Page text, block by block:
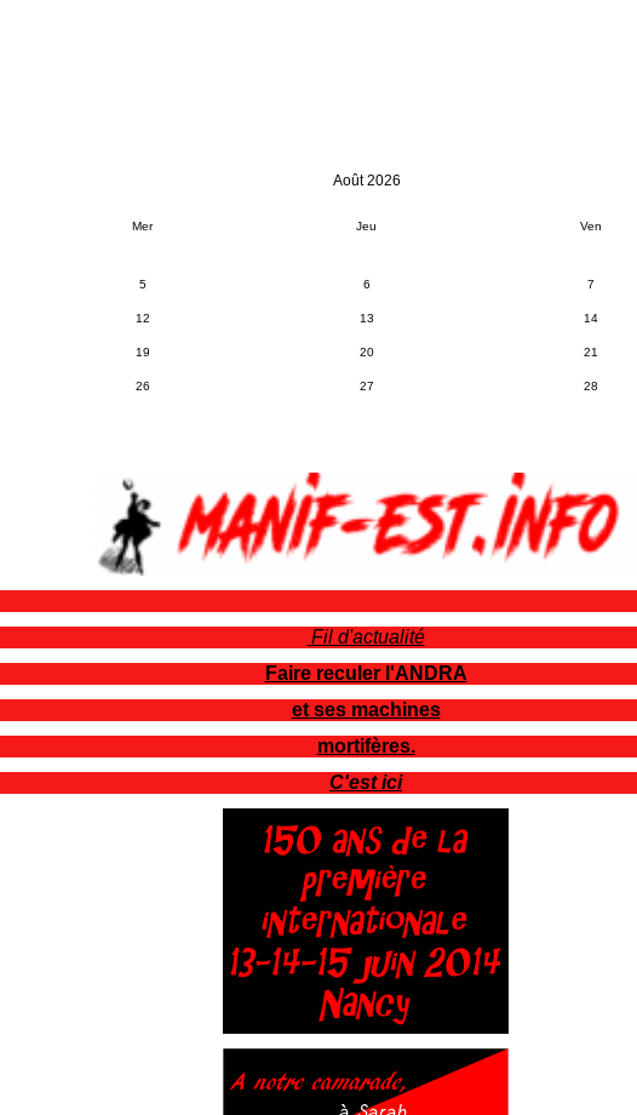
Août 2026
Mer Jeu Ven
5 6 7
12 13 14
19 20 21
26 27 28
Fil d'actualité
Faire reculer l'ANDRA
et ses machines
mortifères.
C'est ici